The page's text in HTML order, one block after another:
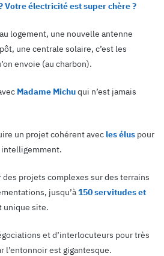
Votre électricité est super chère ?
logement, une nouvelle antenne
une centrale solaire, c’est les
envoie (au charbon).
Madame Michuqui n’est jamais
un projet cohérent avec les élus pour
des projets complexes sur des terrains
jusqu’à150 servitudes et
unique site.
et d’interlocuteurs pour très
l’entonnoir est gigantesque.